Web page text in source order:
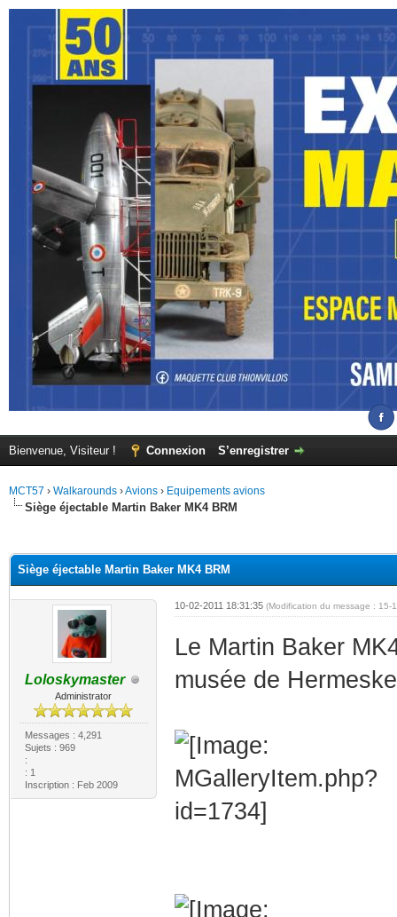
Bienvenue, Visiteur ! Connexion S’enregistrer
MCT57 › Walkarounds ›Avions › Equipements avions
Siège éjectable Martin Baker MK4 BRM
Siège éjectable Martin Baker MK4 BRM
Loloskymaster
Administrator
Messages : 4,291
Sujets : 969
:
: 1
Inscription : Feb 2009
10-02-2011 18:31:35 (Modification du message : 15-
Le Martin Baker
musée de